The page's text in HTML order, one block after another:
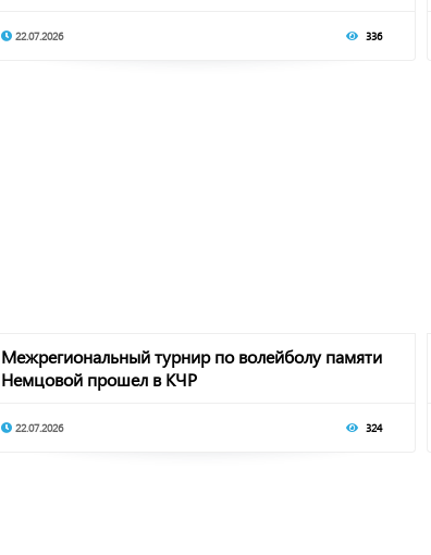
22.07.2026 336
Межрегиональный турнир по волейболу памяти
Немцовой прошел в КЧР
22.07.2026 324